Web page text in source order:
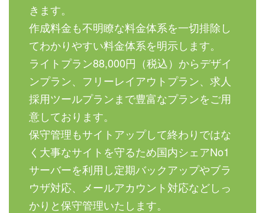
きます。
作成料金も不明瞭な料金体系を一切排除し
てわかりやすい料金体系を明示します。
ライトプラン88,000円（税込）からデザイ
ンプラン、フリーレイアウトプラン、求人
採用ツールプランまで豊富なプランをご用
意しております。
保守管理もサイトアップして終わりではな
く大事なサイトを守るため国内シェアNo1
サーバーを利用し定期バックアップやブラ
ウザ対応、メールアカウント対応などしっ
かりと保守管理いたします。